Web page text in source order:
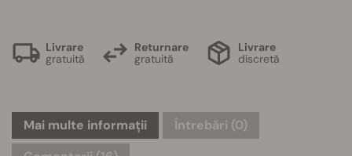
Livrare
gratuită
Returnare
gratuită
Livrare
discretă
Mai multe informații Întrebări (0)